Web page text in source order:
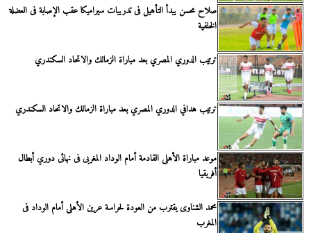
صلاح محسن يبدأ التأهيل فى تدريبات سيراميكا عقب الإصابة فى العضلة
الخلفية
ترتيب الدوري المصري بعد مباراة الزمالك والاتحاد السكندري
ترتيب هدافي الدوري المصري بعد مباراة الزمالك والاتحاد السكندري
موعد مباراة الأهلى القادمة أمام الوداد المغربى فى نهائى دوري أبطال
أفريقيا
محمد الشناوى يقترب من العودة لحراسة عرين الأهلى أمام الوداد فى
المغرب